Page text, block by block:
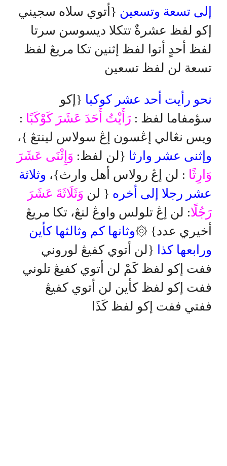
إلى تسعة وتسعين {أتوي سلاه سجيني
إكو لفظ عشرةٌ تتكلا ديسوسن سرتا
لفظ أحدٍ أتوا لفظ إثنين تكا مريڠ لفظ
تسعة لن لفظ تسعين
نحو رأيت أحد عشر كوكبا {إكو
سؤمفاما لفظ : رَأَيْتُ أَحَدَ عَشَرَ كَوْكَبًا :
ويس نڠالي إڠسون إڠ سولاس لينتڠ }،
وإثنى عشر وارثا {لن لفظ: وَإِثْنَى عَشَرَ
وَارِثًا : لن إڠ رولاس أهل وارث}، وثلاثة
عشر رجلا إلى أخره { لن وَثَلَاثَةَ عَشَرَ
رَجُلًا: لن إڠ تلولس واوڠ لنڠ، تكا مريڠ
أخيري عدد} ۞وثانها كم وثالثها كأين
ورابعها كذا {لن أتوي كفيڠ لوروني
ففت إكو لفظ كَمْ لن أتوي كفيڠ تلوني
ففت إكو لفظ كأين لن أتوي كفيڠ
ففتي ففت إكو لفظ كَذَا